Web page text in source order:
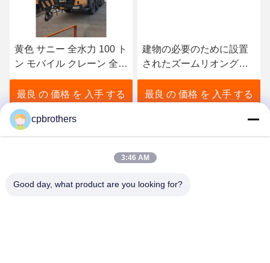
黄色 サニー 全水力 100 ト
ン モバイル クレーン 全舗
装用 中古
最良 の 価格 を 入手 する
建物の必要のために設置
されたズームリオングリ
ーン全舗装移動クレーン
トラック
最良 の 価格 を 入手 する
cpbrothers
3:46 AM
Good day, what product are you looking for?